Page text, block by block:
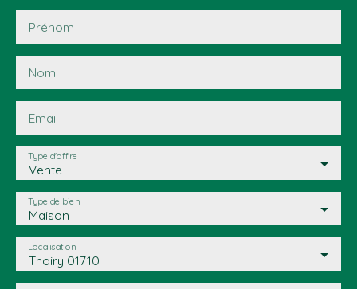
Prénom
Nom
Email
Vente
Type d'offre
Maison
Type de bien
Thoiry 01710
Localisation